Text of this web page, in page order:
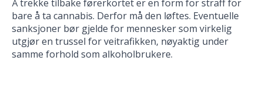
Å trekke tilbake førerkortet er en form for straff for
bare å ta cannabis. Derfor må den løftes. Eventuelle
sanksjoner bør gjelde for mennesker som virkelig
utgjør en trussel for veitrafikken, nøyaktig under
samme forhold som alkoholbrukere.